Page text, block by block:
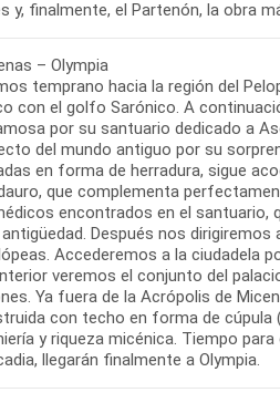
– Olympia
temprano hacia la región del
con el golfo Sarónico. A
por su santuario dedicado a
del mundo antiguo por su
en forma de herradura, sigue
que complementa
encontrados en el santuario,
Después nos
Accederemos a la ciudadela
veremos el conjunto del
Ya fuera de la Acrópolis de
con techo en forma de cúpula
y riqueza micénica. Tiempo